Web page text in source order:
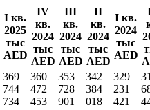
I кв.
2025
тыс
AED
IV
кв.
2024
тыс
AED
III
кв.
2024
тыс
AED
II
кв.
2024
тыс
AED
I кв.
2024
тыс
AED
369
744
734
360
472
453
353
728
901
342
384
018
329
231
421